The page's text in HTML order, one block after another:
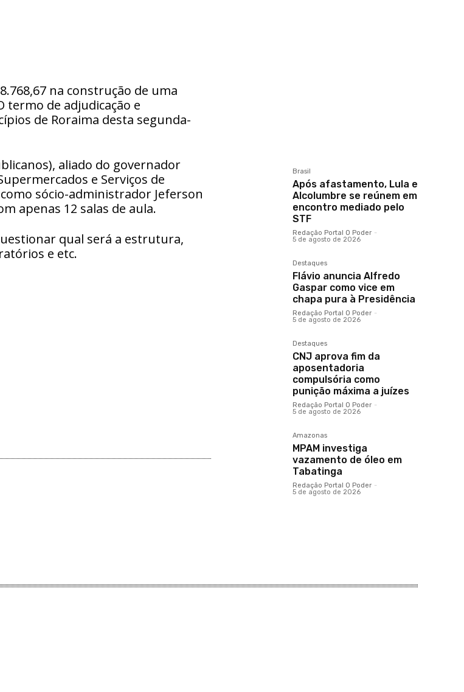
na construção de uma
termo de adjudicação e
de Roraima desta segunda-
aliado do governador
e Serviços de
sócio-administrador Jeferson
apenas 12 salas de aula.
qual será a estrutura,
e etc.
Brasil
Após afastamento, Lula e
Alcolumbre se reúnem em
encontro mediado pelo
STF
Redação Portal O Poder -
5 de agosto de 2026
Destaques
Flávio anuncia Alfredo
Gaspar como vice em
chapa pura à Presidência
Redação Portal O Poder -
5 de agosto de 2026
Destaques
CNJ aprova fim da
aposentadoria
compulsória como
punição máxima a juízes
Redação Portal O Poder -
5 de agosto de 2026
Amazonas
MPAM investiga
vazamento de óleo em
Tabatinga
Redação Portal O Poder -
5 de agosto de 2026